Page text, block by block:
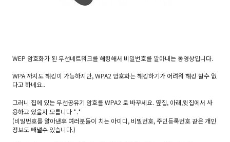
WEP 암호화가 된 무선네트워크를 해킹해서 비밀번호를 알아내는 동영상입니다.
WPA 까지도 해킹이 가능하지만, WPA2 암호화는 해킹하기가 어려워 해킹 할수 없
다고 하네요..
그러니 집에 있는 무선공유기 암호를 WPA2 로 바꾸세요. 옆집, 아래,윗집에서 사
용하고 있을지 모릅니다 *.*
(비밀번호를 알아낸후 여러분들이 치는 아이디, 비밀번호, 주민등록번호 같은 개인
정보도 빼낼수 있습니다.)